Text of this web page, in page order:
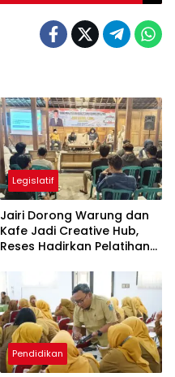
Legislatif
Jairi Dorong Warung dan
Kafe Jadi Creative Hub,
Reses Hadirkan Pelatihan
Pendidikan